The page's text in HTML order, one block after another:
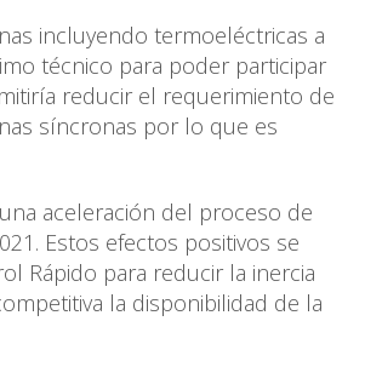
incluyendo termoeléctricas a
técnico para poder participar
reducir el requerimiento de
síncronas por lo que es
aceleración del proceso de
Estos efectos positivos se
Rápido para reducir la inercia
la disponibilidad de la